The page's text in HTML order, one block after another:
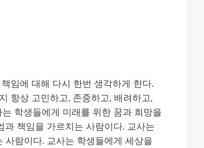
임에 대해 다시 한번 생각하게 한다.
항상 고민하고, 존중하고, 배려하고,
학생들에게 미래를 위한 꿈과 희망을
책임을 가르치는 사람이다. 교사는
사람이다. 교사는 학생들에게 세상을